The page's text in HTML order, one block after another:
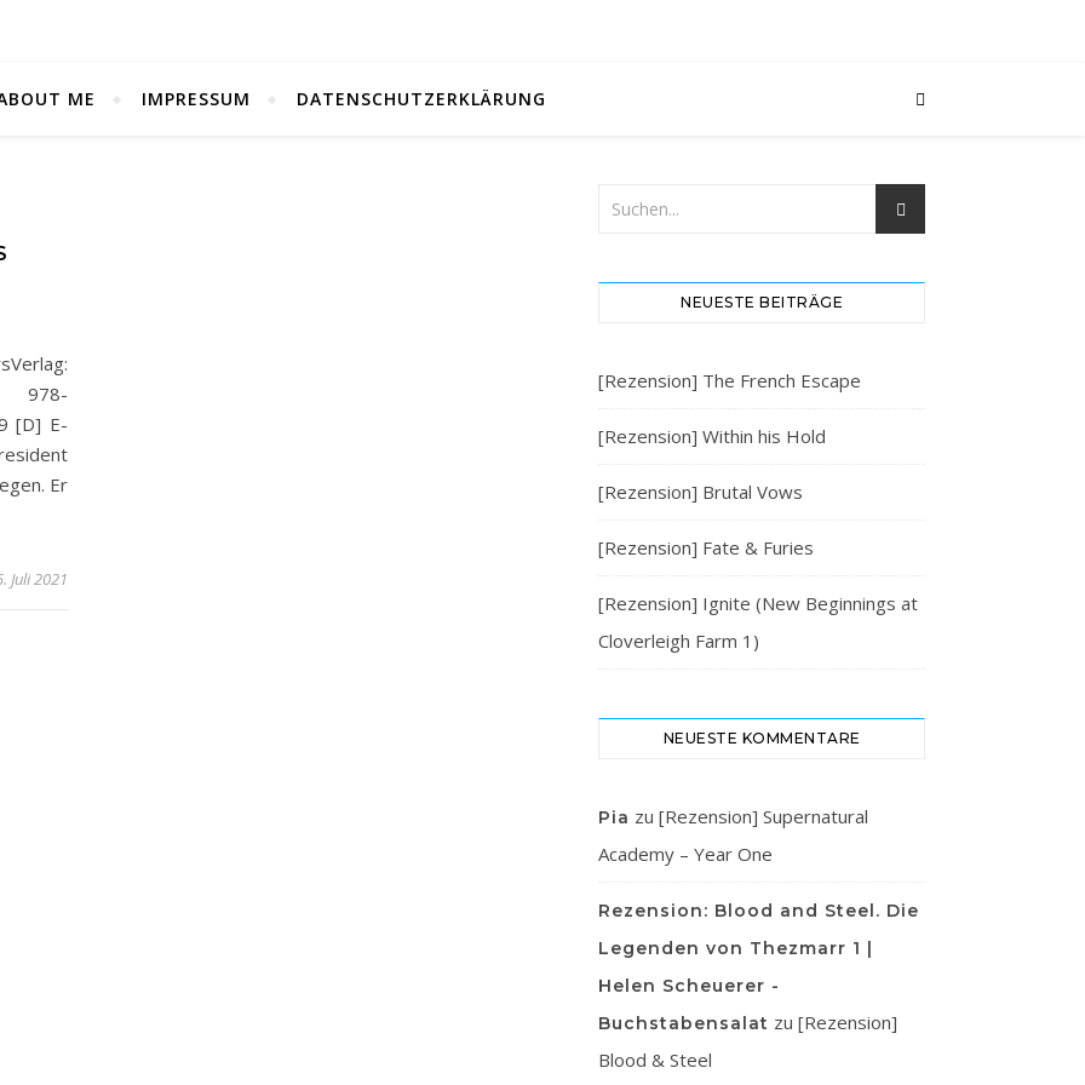
ME IMPRESSUM DATENSCHUTZERKLÄRUNG
978-
[D] E-
Er
Juli 2021
NEUESTE BEITRÄGE
[Rezension] The French Escape
[Rezension] Within his Hold
[Rezension] Brutal Vows
[Rezension] Fate & Furies
[Rezension] Ignite (New Beginnings at
Cloverleigh Farm 1)
NEUESTE KOMMENTARE
Pia zu [Rezension] Supernatural
Academy – Year One
Rezension: Blood and Steel. Die
Legenden von Thezmarr 1 |
Helen Scheuerer -
Buchstabensalat zu [Rezension]
Blood & Steel